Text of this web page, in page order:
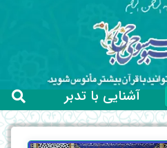
آشنایی با تدبر